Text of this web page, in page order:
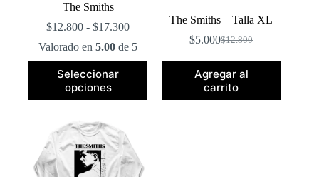
The Smiths
$12.800 - $17.300Rango
precios:
desde
$17.300
Valorado en5.00 de 5
Seleccionar
opciones
producto
tiene
Las
opciones
se
pueden
The Smiths – Talla XL
$12.800
El
precio
original
era:
$5.000El
precio
actual
es:
Agregar al
carrito